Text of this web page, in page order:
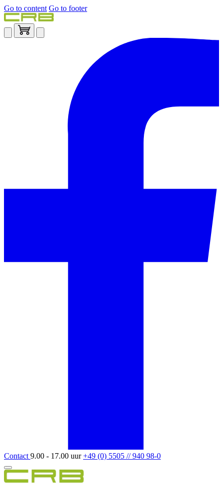
Go to content Go to footer
Contact 9.00 - 17.00 uur+49 (0) 5505 // 940 98-0